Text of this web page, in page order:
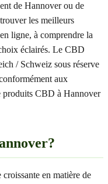
de Hannover ou de
les meilleurs
ligne, à comprendre la
éclairés. Le CBD
/ Schweiz sous réserve
aux
CBD à Hannover
en matière de